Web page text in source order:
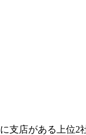
店がある上位2